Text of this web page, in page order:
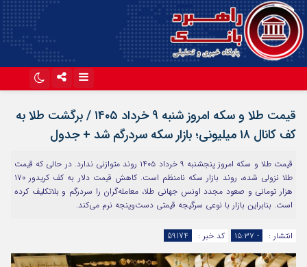
آپارات
قیمت طلا و سکه امروز شنبه ۹ خرداد ۱۴۰۵ / برگشت طلا به
کف کانال ۱۸ میلیونی؛ بازار سکه سردرگم شد + جدول
قیمت طلا و سکه امروز پنجشنبه ۹ خرداد ۱۴۰۵ روند متوازنی ندارد. در حالی که قیمت
طلا نزولی شده، روند بازار سکه نامنظم است. کاهش قیمت دلار به کف کریدور ۱۷۰
هزار تومانی و صعود مجدد اونس جهانی طلا، معامله‌گران را سردرگم و بلاتکلیف کرده
است. بنابراین بازار با نوعی سرگیجه قیمتی دست‌وپنجه نرم می‌کند.
انتشار : - ۱۵:۳۷ کد خبر : 59174